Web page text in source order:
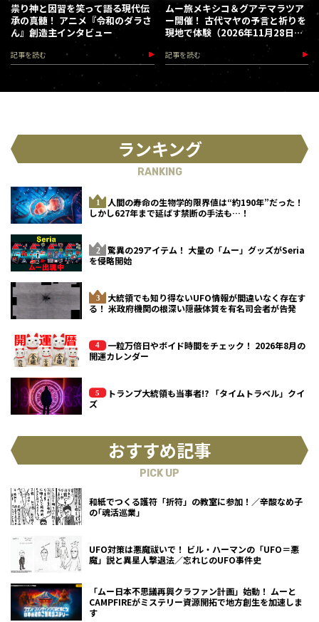
祟り神と因習を笑って語る現代伝
承の真髄！ アニメ『令和のダラさ
ん』創造主インタビュー
記事を読む
ムー旅メキシコ＆グアテマラツア
ー開催！ 古代マヤの予言と祈りを
現地で体験（2026年11月28日～
12月5日）
記事を読む
ランキング
RANKING
人間の寿命の生物学的限界値は“約190年”だった！
しかし627年まで延ばす禁断の手法も…！
驚異の29アイテム！ 大量の「ムー」グッズがSeria
を侵略開始
大統領でも知り得ないUFO情報が間違いなく存在す
る！ 米政府機関の根深い隠蔽体質を有名司会者が告発
一粒万倍日やボイド時間をチェック！ 2026年8月の
開運カレンダー
トランプ大統領も当事者!? 「タイムトラベル」クイ
ズ
おすすめ記事
PICK UP
和紙でつくる護符「折符」の教室に参加！／辛酸なめ子
の｢魂活巡業｣
UFO対策は悪魔祓いで！ ビル・ハーマンの「UFO＝悪
魔」説と異星人撃退法／忘れじのUFO事件史
「ムー日本不思議再興クラファン計画」始動！ ムーと
CAMPFIREがミステリー資源開拓で地方創生を加速しま
す